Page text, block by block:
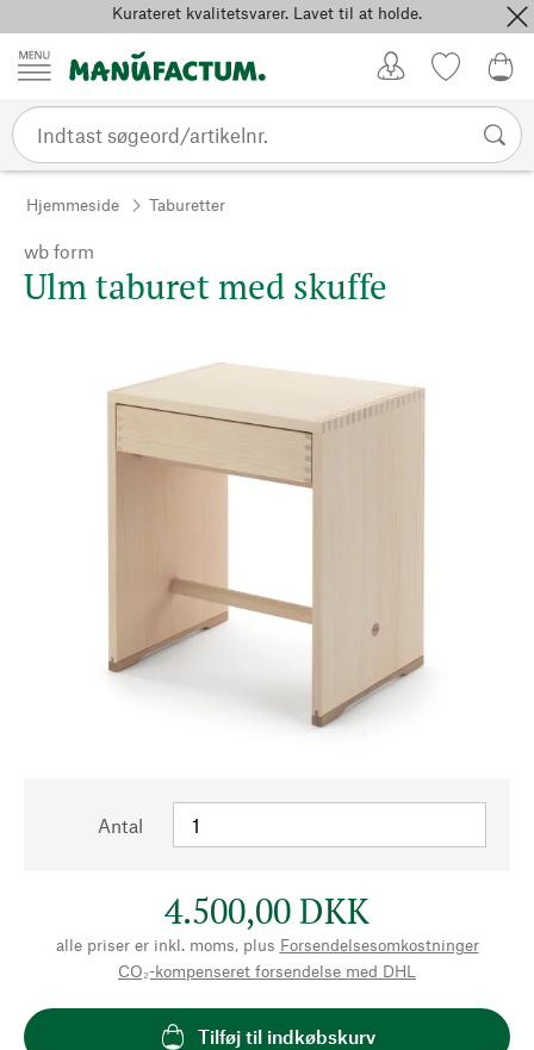
Spring til indholdKurateret kvalitetsvarer. Lavet til at holde.
Hjemmeside Taburetter
wb form
Ulm taburet med skuffe
Antal
4.500,00 DKK
alle priser er inkl. moms, plus Forsendelsesomkostninger
CO₂-kompenseret forsendelse med DHL
Tilføj til indkøbskurv